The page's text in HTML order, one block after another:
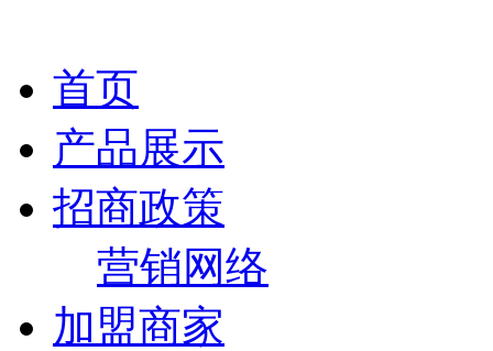
首页
产品展示
招商政策
营销网络
加盟商家